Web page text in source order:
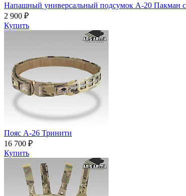
Напашный универсальный подсумок А-20
2 900 ₽
Купить
Пояс A-26 Тринити
16 700 ₽
Купить